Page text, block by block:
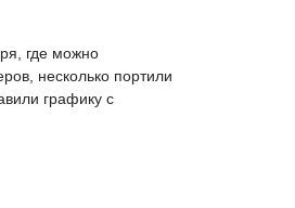
где можно
несколько портили
графику с